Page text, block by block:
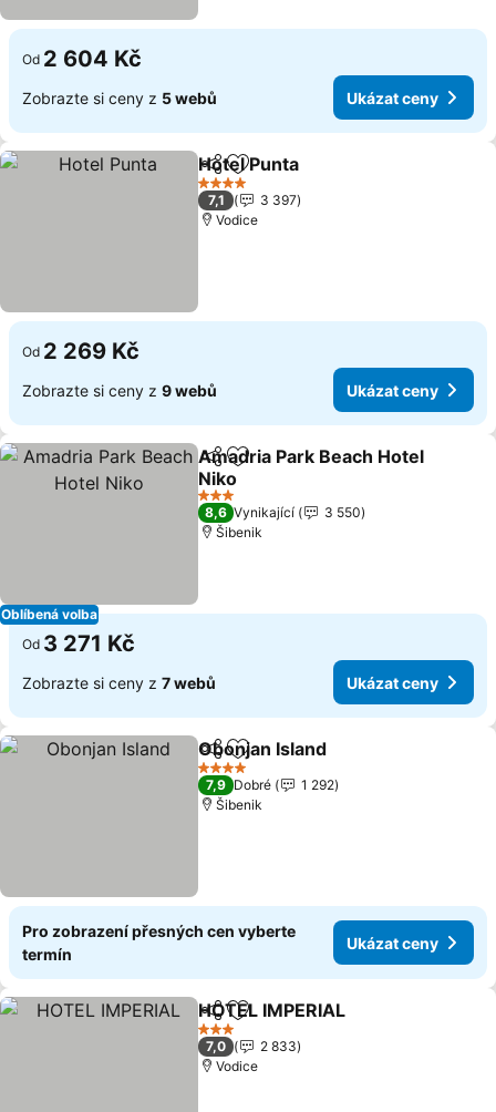
Od 2 604 Kč
Zobrazte si ceny z 5 webů Ukázat ceny
SdíletPřidat na seznam oblíbených
Hotel Punta
4 Počet hvězdiček
7,1
3 397
Vodice
Od 2 269 Kč
Zobrazte si ceny z 9 webů Ukázat ceny
Oblíbená volba
SdíletPřidat na seznam oblíbených
Amadria Park Beach Hotel
Niko
3 Počet hvězdiček
8,6 Vynikající
3 550
Šibenik
Od 3 271 Kč
Zobrazte si ceny z 7 webů Ukázat ceny
SdíletPřidat na seznam oblíbených
Obonjan Island
4 Počet hvězdiček
7,9 Dobré
1 292
Šibenik
Pro zobrazení přesných cen vyberte
termín
Ukázat ceny
SdíletPřidat na seznam oblíbených
HOTEL IMPERIAL
3 Počet hvězdiček
7,0
2 833
Vodice